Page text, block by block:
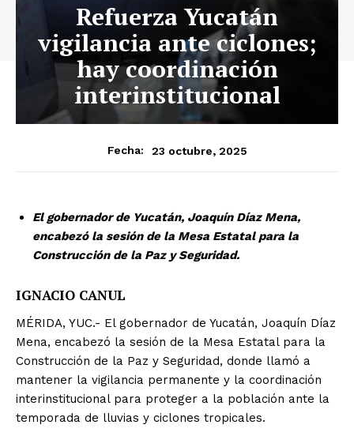
Refuerza Yucatán
vigilancia ante ciclones;
hay coordinación
interinstitucional
Fecha: 23 octubre, 2025
El gobernador de Yucatán, Joaquín Díaz Mena,
encabezó la sesión de la Mesa Estatal para la
Construcción de la Paz y Seguridad.
IGNACIO CANUL
MÉRIDA, YUC.- El gobernador de Yucatán, Joaquín Díaz
Mena, encabezó la sesión de la Mesa Estatal para la
Construcción de la Paz y Seguridad, donde llamó a
mantener la vigilancia permanente y la coordinación
interinstitucional para proteger a la población ante la
temporada de lluvias y ciclones tropicales.